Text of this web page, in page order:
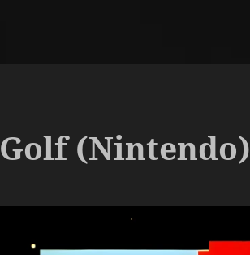
Golf (Nintendo)